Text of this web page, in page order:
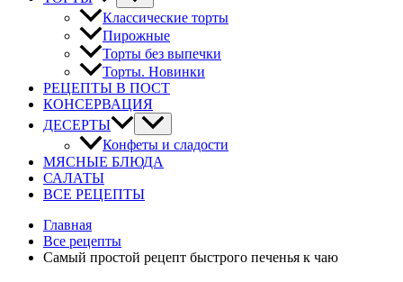
Классические торты
Пирожные
Торты без выпечки
Торты. Новинки
РЕЦЕПТЫ В ПОСТ
КОНСЕРВАЦИЯ
ДЕСЕРТЫ
Конфеты и сладости
МЯСНЫЕ БЛЮДА
САЛАТЫ
ВСЕ РЕЦЕПТЫ
Главная
Все рецепты
Самый простой рецепт быстрого печенья к чаю